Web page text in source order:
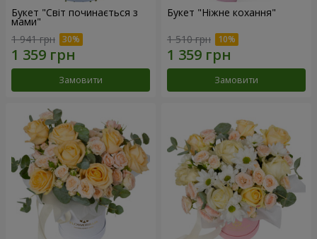
Букет "Світ починається з
мами"
1 941 грн
Замовити
Букет "Ніжне кохання"
1 510 грн
Замовити